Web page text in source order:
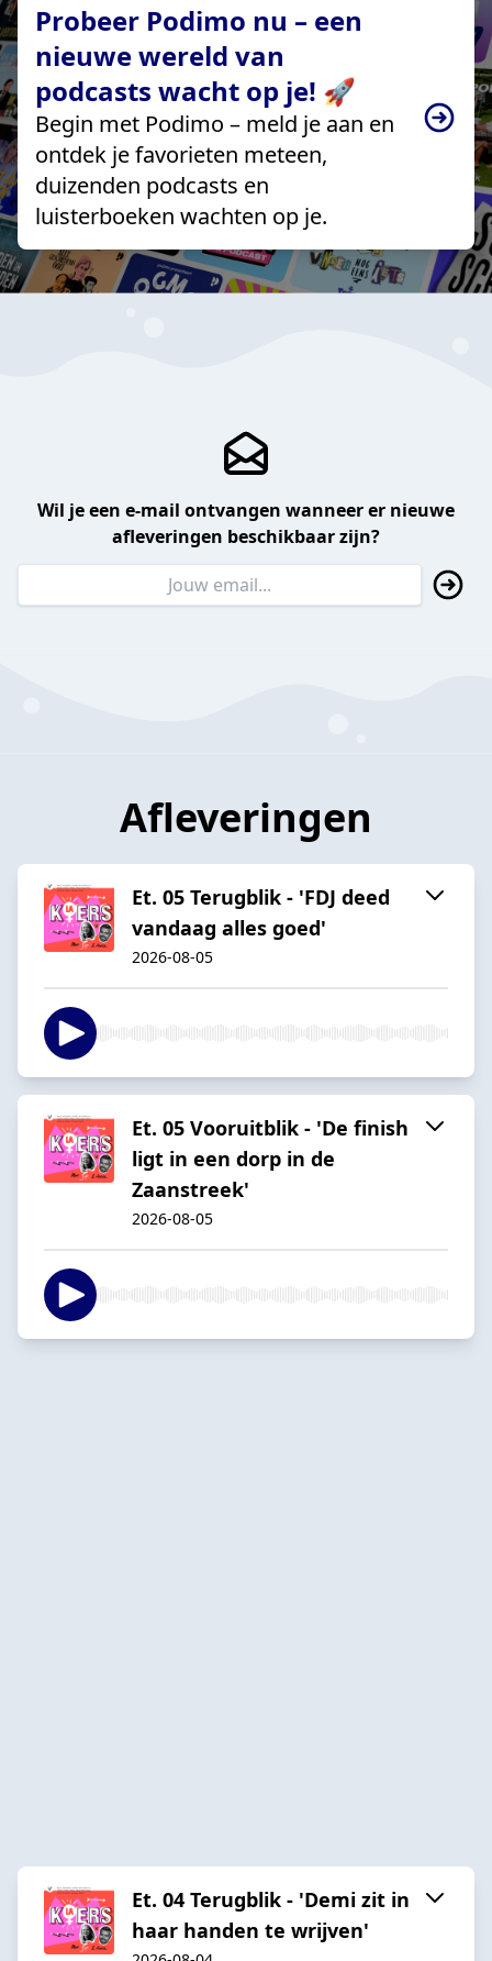
Probeer Podimo nu – een
nieuwe wereld van
podcasts wacht op je! 🚀
Begin met Podimo – meld je aan en
ontdek je favorieten meteen,
duizenden podcasts en
luisterboeken wachten op je.
Wil je een e-mail ontvangen wanneer er nieuwe
afleveringen beschikbaar zijn?
Afleveringen
Et. 05 Terugblik - 'FDJ deed
vandaag alles goed'
2026-08-05
Et. 05 Vooruitblik - 'De finish
ligt in een dorp in de
Zaanstreek'
2026-08-05
Et. 04 Terugblik - 'Demi zit in
haar handen te wrijven'